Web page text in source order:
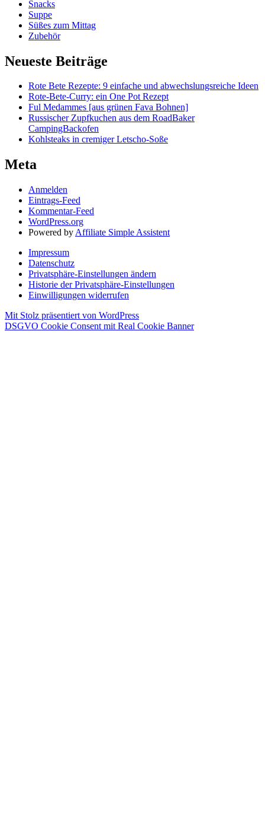
Snacks
Suppe
Süßes zum Mittag
Zubehör
Neueste Beiträge
Rote Bete Rezepte: 9 einfache und abwechslungsreiche Ideen
Rote-Bete-Curry: ein One Pot Rezept
Ful Medammes [aus grünen Fava Bohnen]
Russischer Zupfkuchen aus dem RoadBaker
CampingBackofen
Kohlsteaks in cremiger Letscho-Soße
Meta
Anmelden
Eintrags-Feed
Kommentar-Feed
WordPress.org
Powered by Affiliate Simple Assistent
Impressum
Datenschutz
Privatsphäre-Einstellungen ändern
Historie der Privatsphäre-Einstellungen
Einwilligungen widerrufen
Mit Stolz präsentiert von WordPress
DSGVO Cookie Consent mit Real Cookie Banner